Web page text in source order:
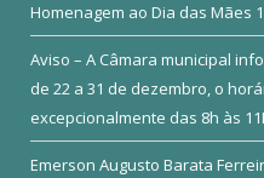
Homenagem ao Dia das Mães
Aviso – A Câmara municipal
de 22 a 31 de dezembro, o
excepcionalmente das 8h às
Emerson Augusto Barata